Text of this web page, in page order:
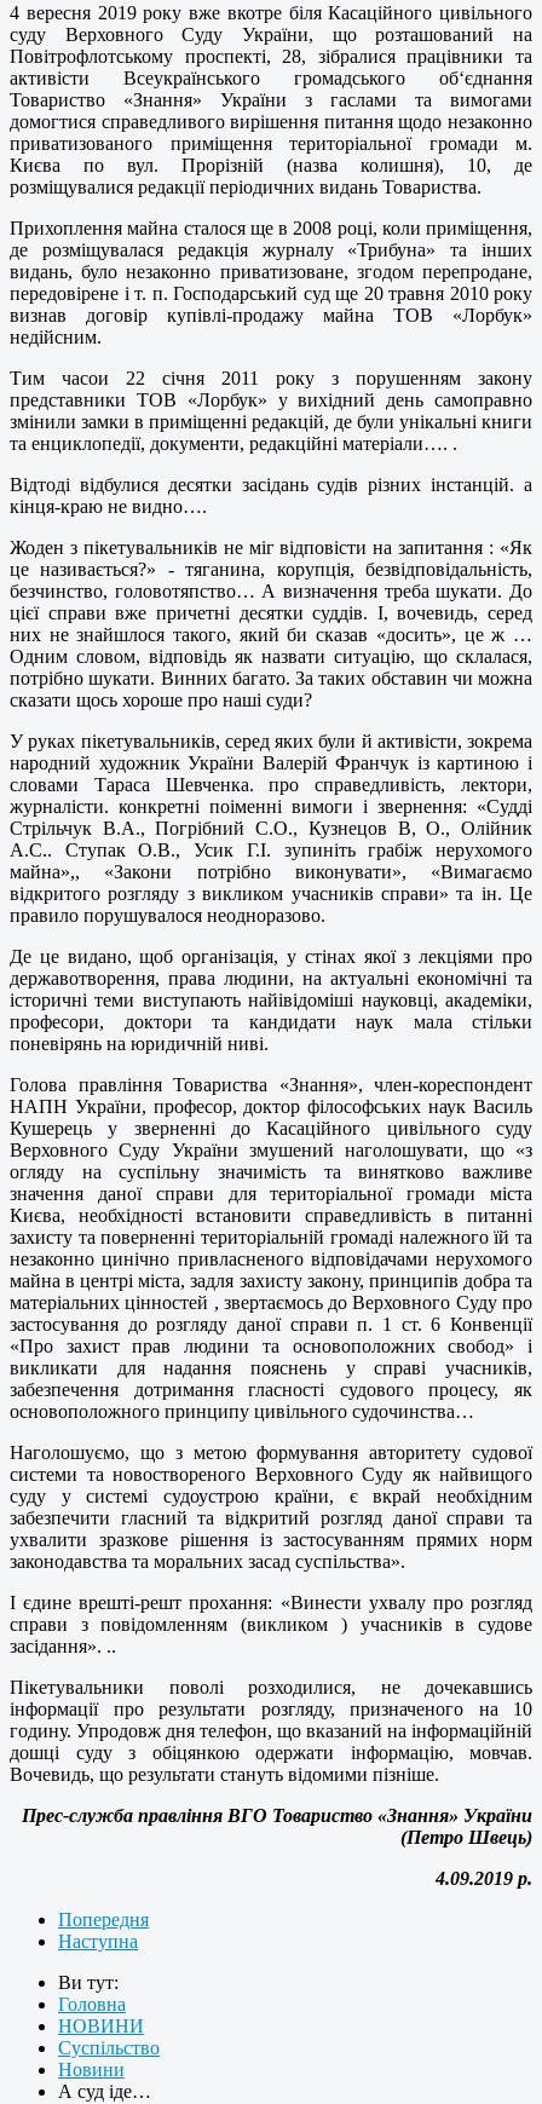
4 вересня 2019 року вже вкотре біля Касаційного цивільного
суду Верховного Суду України, що розташований на
Повітрофлотському проспекті, 28, зібралися працівники та
активісти Всеукраїнського громадського об‘єднання
Товариство «Знання» України з гаслами та вимогами
домогтися справедливого вирішення питання щодо незаконно
приватизованого приміщення територіальної громади м.
Києва по вул. Прорізній (назва колишня), 10, де
розміщувалися редакції періодичних видань Товариства.
Прихоплення майна сталося ще в 2008 році, коли приміщення,
де розміщувалася редакція журналу «Трибуна» та інших
видань, було незаконно приватизоване, згодом перепродане,
передовірене і т. п. Господарський суд ще 20 травня 2010 року
визнав договір купівлі-продажу майна ТОВ «Лорбук»
недійсним.
Тим часои 22 січня 2011 року з порушенням закону
представники ТОВ «Лорбук» у вихідний день самоправно
змінили замки в приміщенні редакцій, де були унікальні книги
та енциклопедії, документи, редакційні матеріали…. .
Відтоді відбулися десятки засідань судів різних інстанцій. а
кінця-краю не видно….
Жоден з пікетувальників не міг відповісти на запитання : «Як
це називається?» - тяганина, корупція, безвідповідальність,
безчинство, головотяпство… А визначення треба шукати. До
цієї справи вже причетні десятки суддів. І, вочевидь, серед
них не знайшлося такого, який би сказав «досить», це ж …
Одним словом, відповідь як назвати ситуацію, що склалася,
потрібно шукати. Винних багато. За таких обставин чи можна
сказати щось хороше про наші суди?
У руках пікетувальників, серед яких були й активісти, зокрема
народний художник України Валерій Франчук із картиною і
словами Тараса Шевченка. про справедливість, лектори,
журналісти. конкретні поіменні вимоги і звернення: «Судді
Стрільчук В.А., Погрібний С.О., Кузнецов В, О., Олійник
А.С.. Ступак О.В., Усик Г.І. зупиніть грабіж нерухомого
майна»,, «Закони потрібно виконувати», «Вимагаємо
відкритого розгляду з викликом учасників справи» та ін. Це
правило порушувалося неодноразово.
Де це видано, щоб організація, у стінах якої з лекціями про
державотворення, права людини, на актуальні економічні та
історичні теми виступають найівідоміші науковці, академіки,
професори, доктори та кандидати наук мала стільки
поневірянь на юридичній ниві.
Голова правління Товариства «Знання», член-кореспондент
НАПН України, професор, доктор філософських наук Василь
Кушерець у зверненні до Касаційного цивільного суду
Верховного Суду України змушений наголошувати, що «з
огляду на суспільну значимість та винятково важливе
значення даної справи для територіальної громади міста
Києва, необхідності встановити справедливість в питанні
захисту та поверненні територіальній громаді належного їй та
незаконно цинічно привласненого відповідачами нерухомого
майна в центрі міста, задля захисту закону, принципів добра та
матеріальних цінностей , звертаємось до Верховного Суду про
застосування до розгляду даної справи п. 1 ст. 6 Конвенції
«Про захист прав людини та основоположних свобод» і
викликати для надання пояснень у справі учасників,
забезпечення дотримання гласності судового процесу, як
основоположного принципу цивільного судочинства…
Наголошуємо, що з метою формування авторитету судової
системи та новоствореного Верховного Суду як найвищого
суду у системі судоустрою країни, є вкрай необхідним
забезпечити гласний та відкритий розгляд даної справи та
ухвалити зразкове рішення із застосуванням прямих норм
законодавства та моральних засад суспільства».
І єдине врешті-решт прохання: «Винести ухвалу про розгляд
справи з повідомленням (викликом ) учасників в судове
засідання». ..
Пікетувальники поволі розходилися, не дочекавшись
інформації про результати розгляду, призначеного на 10
годину. Упродовж дня телефон, що вказаний на інформаційній
дошці суду з обіцянкою одержати інформацію, мовчав.
Вочевидь, що результати стануть відомими пізніше.
Прес-служба правління ВГО Товариство «Знання» України
(Петро Швець)
4.09.2019 р.
Попередня
Наступна
Ви тут:
Головна
НОВИНИ
Суспільство
Новини
А суд іде…